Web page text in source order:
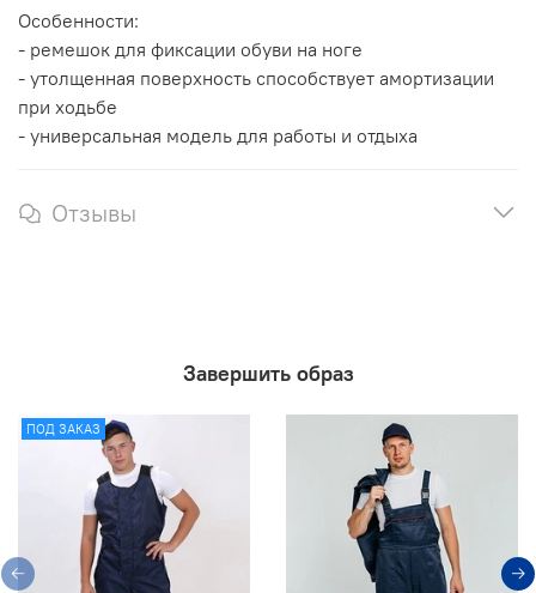
Особенности:
- ремешок для фиксации обуви на ноге
- утолщенная поверхность способствует амортизации
при ходьбе
- универсальная модель для работы и отдыха
Отзывы
Завершить образ
ПОД ЗАКАЗ